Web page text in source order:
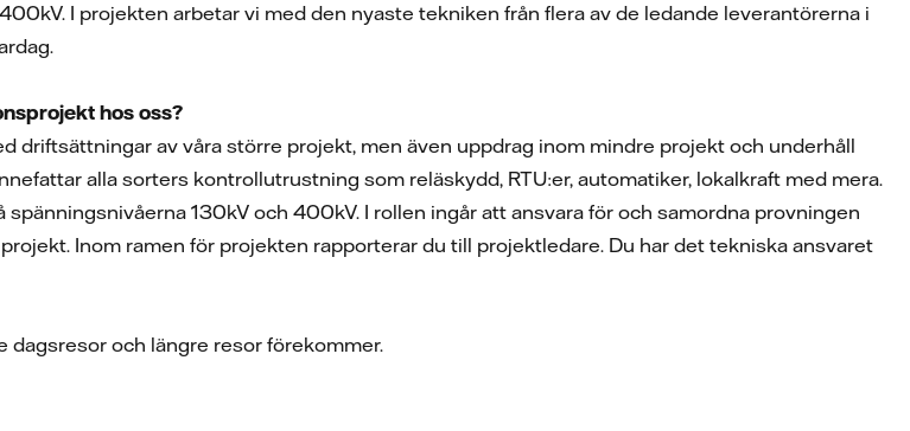
I projekten arbetar vi med den nyaste tekniken från flera av de ledande leverantörerna i
hos oss?
driftsättningar av våra större projekt, men även uppdrag inom mindre projekt och underhåll
alla sorters kontrollutrustning som reläskydd, RTU:er, automatiker, lokalkraft med mera.
130kV och 400kV. I rollen ingår att ansvara för och samordna provningen
Inom ramen för projekten rapporterar du till projektledare. Du har det tekniska ansvaret
dagsresor och längre resor förekommer.